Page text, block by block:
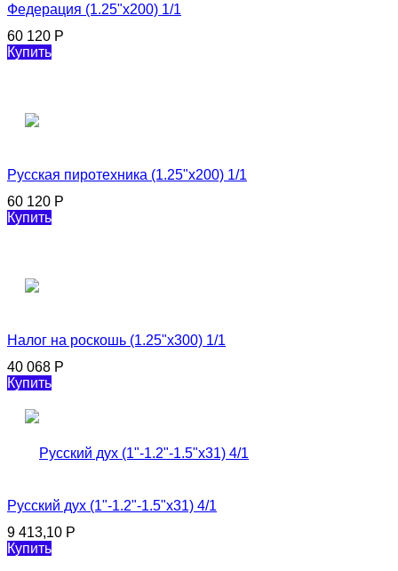
Федерация (1.25"х200) 1/1
60 120 Р
Купить
Русская пиротехника (1.25"х200) 1/1
60 120 Р
Купить
Налог на роскошь (1.25"х300) 1/1
40 068 Р
Купить
Русский дух (1"-1.2"-1.5"х31) 4/1
9 413,10 Р
Купить